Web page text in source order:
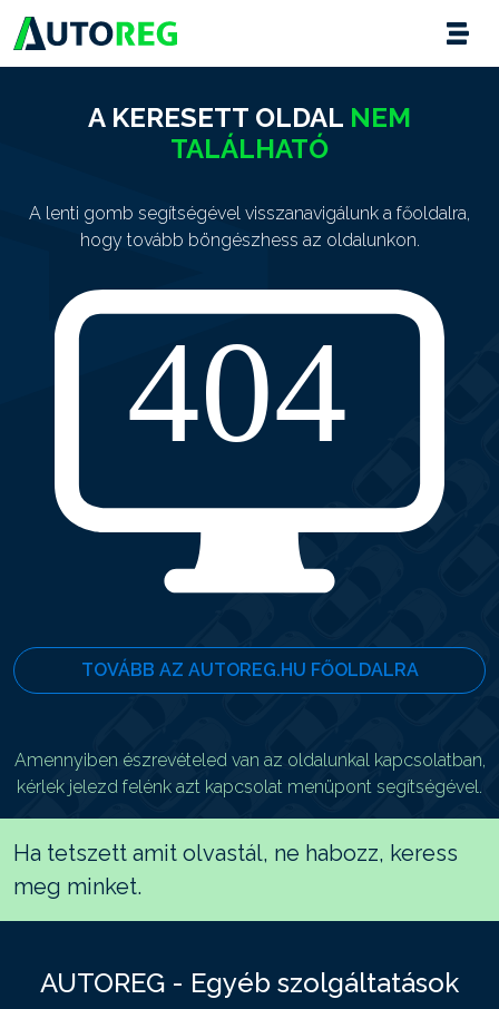
A KERESETT OLDAL NEM
TALÁLHATÓ
A lenti gomb segítségével visszanavigálunk a főoldalra,
hogy tovább böngészhess az oldalunkon.
TOVÁBB AZ AUTOREG.HU FŐOLDALRA
Amennyiben észrevételed van az oldalunkal kapcsolatban,
kérlek jelezd felénk azt kapcsolat menüpont segítségével.
Ha tetszett amit olvastál, ne habozz, keress
meg minket.
AUTOREG - Egyéb szolgáltatások